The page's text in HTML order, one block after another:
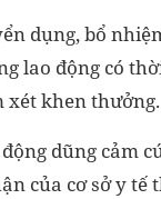
dụng, bổ
lao động có
khen thưởng.
dũng cảm
của cơ sở y